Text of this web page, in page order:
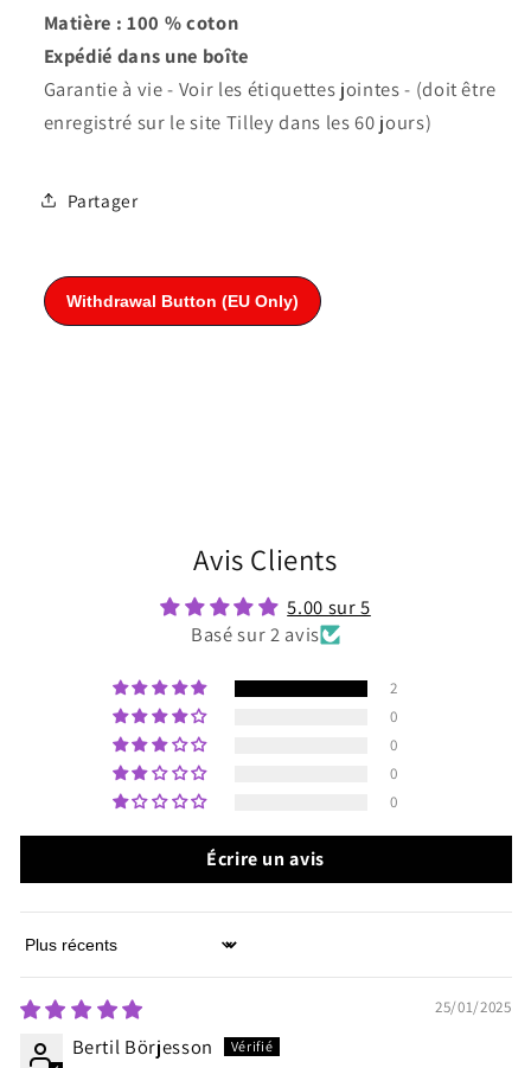
Matière : 100 % coton
Expédié dans une boîte
Garantie à vie - Voir les étiquettes jointes - (doit être
enregistré sur le site Tilley dans les 60 jours)
Partager
Avis Clients
5.00 sur 5
Basé sur 2 avis
2
0
0
0
0
Écrire un avis
Sort by
25/01/2025
Bertil Börjesson